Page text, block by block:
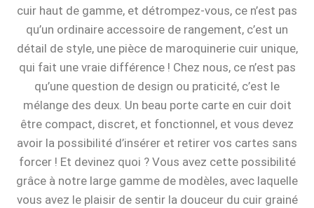
cuir haut de gamme, et détrompez-vous, ce n’est pas
qu’un ordinaire accessoire de rangement, c’est un
détail de style, une pièce de maroquinerie cuir unique,
qui fait une vraie différence ! Chez nous, ce n’est pas
qu’une question de design ou praticité, c’est le
mélange des deux. Un beau porte carte en cuir doit
être compact, discret, et fonctionnel, et vous devez
avoir la possibilité d’insérer et retirer vos cartes sans
forcer ! Et devinez quoi ? Vous avez cette possibilité
grâce à notre large gamme de modèles, avec laquelle
vous avez le plaisir de sentir la douceur du cuir grainé